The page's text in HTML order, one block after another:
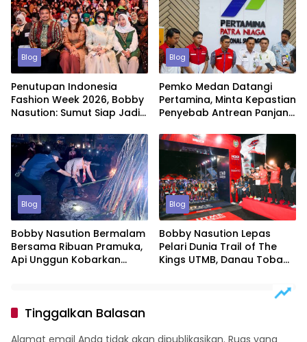
Blog
Penutupan Indonesia
Fashion Week 2026, Bobby
Nasution: Sumut Siap Jadi
Lewat Wastra
Blog
Pemko Medan Datangi
Pertamina, Minta Kepastian
Penyebab Antrean Panjang
Blog
Bobby Nasution Bermalam
Bersama Ribuan Pramuka,
Api Unggun Kobarkan
Blog
Bobby Nasution Lepas
Pelari Dunia Trail of The
Kings UTMB, Danau Toba
Tinggalkan Balasan